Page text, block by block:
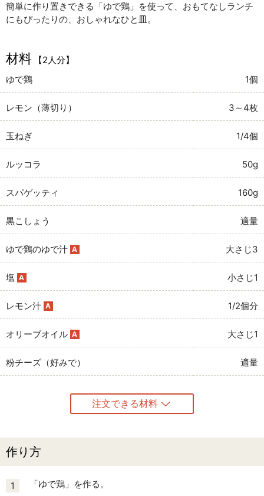
簡単に作り置きできる「ゆで鶏」を使って、おもてなしランチ
にもぴったりの、おしゃれなひと皿。
材料
【2人分】
ゆで鶏
1個
レモン（薄切り） 3～4枚
玉ねぎ 1/4個
ルッコラ 50g
スパゲッティ 160g
黒こしょう 適量
ゆで鶏のゆで汁 A 大さじ3
塩 A 小さじ1
レモン汁 A 1/2個分
オリーブオイル A 大さじ1
粉チーズ（好みで） 適量
注文できる材料
作り方
1 「ゆで鶏」を作る。